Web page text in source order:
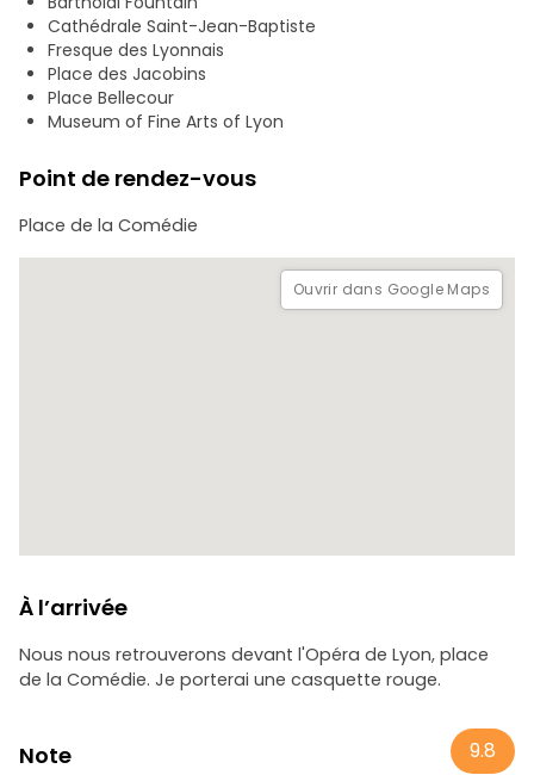
Cathédrale Saint-Jean-Baptiste
Fresque des Lyonnais
Place des Jacobins
Place Bellecour
Museum of Fine Arts of Lyon
Point de rendez-vous
Place de la Comédie
Ouvrir dans Google Maps
À l’arrivée
Nous nous retrouverons devant l'Opéra de Lyon, place
de la Comédie. Je porterai une casquette rouge.
Note 9.8